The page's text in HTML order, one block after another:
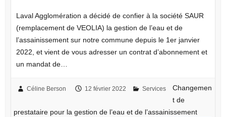
Laval Agglomération a décidé de confier à la société SAUR
(remplacement de VEOLIA) la gestion de l’eau et de
l’assainissement sur notre commune depuis le 1er janvier
2022, et vient de vous adresser un contrat d’abonnement et
un mandat de…
Céline Berson 12 février 2022 Services
Changemen
t de
prestataire pour la gestion de l’eau et de l’assainissement